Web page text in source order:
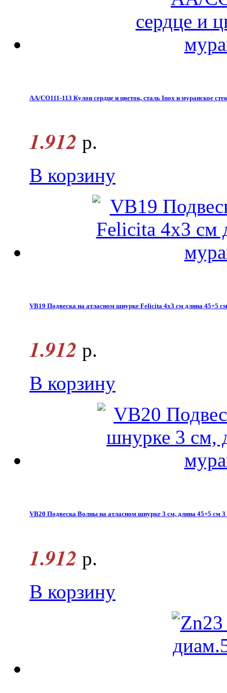
AA/CO111-113 Кулон сердце и цветок, сталь Inox и муранское
1.912 р.
В корзину
VB19 Подвеска на атласном шнурке Felicita 4х3 см длина 45+5
1.912 р.
В корзину
VB20 Подвеска Волны на атласном шнурке 3 см, длина 45+5 см 3
1.912 р.
В корзину